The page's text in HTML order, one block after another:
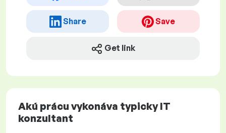
Share Save
Get link
Akú prácu vykonáva typicky IT
konzultant